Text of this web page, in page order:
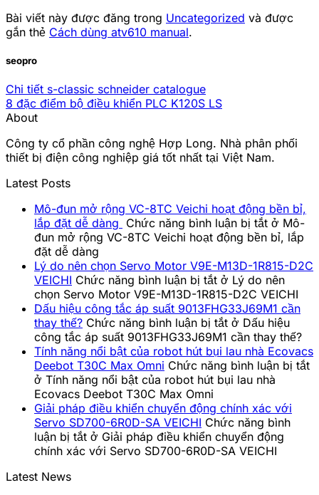
Bài viết này được đăng trong Uncategorized và được
gắn thẻ Cách dùng atv610 manual.
seopro
Chi tiết s-classic schneider catalogue
8 đặc điểm bộ điều khiển PLC K120S LS
About
Công ty cổ phần công nghệ Hợp Long. Nhà phân phối
thiết bị điện công nghiệp giá tốt nhất tại Việt Nam.
Latest Posts
Mô-đun mở rộng VC-8TC Veichi hoạt động bền bỉ,
lắp đặt dễ dàng Chức năng bình luận bị tắt ở Mô-
đun mở rộng VC-8TC Veichi hoạt động bền bỉ, lắp
đặt dễ dàng
Lý do nên chọn Servo Motor V9E-M13D-1R815-D2C
VEICHI Chức năng bình luận bị tắt ở Lý do nên
chọn Servo Motor V9E-M13D-1R815-D2C VEICHI
Dấu hiệu công tắc áp suất 9013FHG33J69M1 cần
thay thế? Chức năng bình luận bị tắt ở Dấu hiệu
công tắc áp suất 9013FHG33J69M1 cần thay thế?
Tính năng nổi bật của robot hút bụi lau nhà Ecovacs
Deebot T30C Max Omni Chức năng bình luận bị tắt
ở Tính năng nổi bật của robot hút bụi lau nhà
Ecovacs Deebot T30C Max Omni
Giải pháp điều khiển chuyển động chính xác với
Servo SD700-6R0D-SA VEICHI Chức năng bình
luận bị tắt ở Giải pháp điều khiển chuyển động
chính xác với Servo SD700-6R0D-SA VEICHI
Latest News